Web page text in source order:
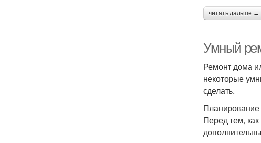
читать дальше →
Умный
Ремонт дома
некоторые
сделать.
Перед тем,